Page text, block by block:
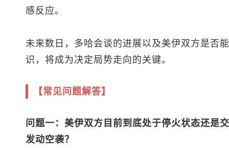
感反应。
未来数日，多哈会谈的进展以及美伊双方是否
识，将成为决定局势走向的关键。
【常见问题解答】
问题一：美伊双方目前到底处于停火状态还是
发动空袭？